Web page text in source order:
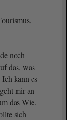
noch
das, was
Ich kann es
mir an
das Wie.
sich